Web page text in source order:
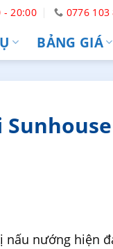
- 20:00 0776 103
BẢNG GIÁ
nấu nướng hiện